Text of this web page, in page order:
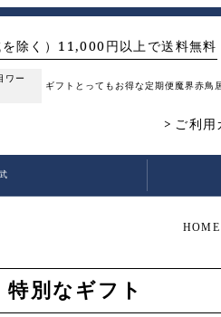
除く）11,000円以上で送料無料
ワー
ギフト とってもお得な定期便 魔界赤鳥
ご利用
HOME
特別なギフト